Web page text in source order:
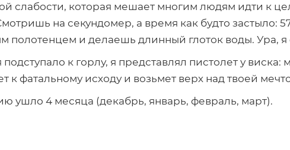
слабости, которая мешает многим людям идти к
на секундомер, а время как будто застыло:
и делаешь длинный глоток воды. Ура, я
к горлу, я представлял пистолет у
к фатальному исходу и возьмет верх над твоей
ушло 4 месяца (декабрь, январь, февраль, март).